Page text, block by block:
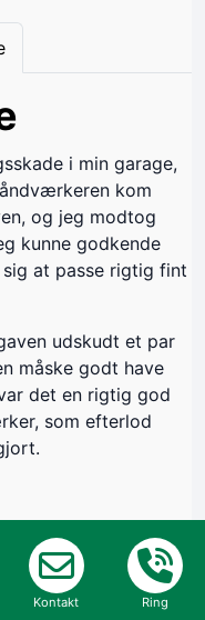
i min garage,
kom
og jeg modtog
kunne godkende
at passe rigtig fint
udskudt et par
måske godt have
det en rigtig god
som efterlod
Kontakt Ring